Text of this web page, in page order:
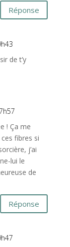
Réponse
de t’y
! Ça me
fibres si
j’ai
lui le
de
Réponse